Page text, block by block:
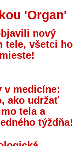
'Organ'
nový
tele, všetci ho
v medicíne:
ako udržať
tela a
týždňa!